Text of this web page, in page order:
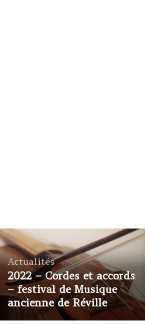
Actualités
2022 – Cordes et accords
– festival de Musique
ancienne de Réville